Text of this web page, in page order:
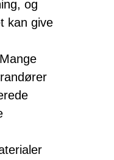
og
kan give